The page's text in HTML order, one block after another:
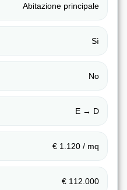
Abitazione principale
Sì
No
E → D
€ 1.120 / mq
€ 112.000